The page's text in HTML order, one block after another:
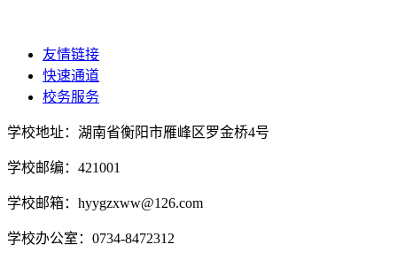
友情链接
快速通道
校务服务
学校地址：湖南省衡阳市雁峰区罗金桥4号
学校邮编：421001
学校邮箱：hyygzxww@126.com
学校办公室：0734-8472312